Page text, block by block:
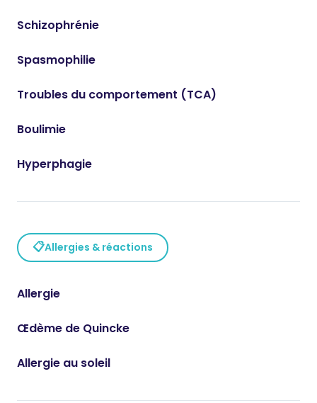
Schizophrénie
Spasmophilie
Troubles du comportement (TCA)
Boulimie
Hyperphagie
📋Allergies & réactions
Allergie
Œdème de Quincke
Allergie au soleil